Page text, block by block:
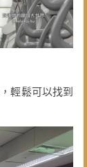
輕鬆可以找到